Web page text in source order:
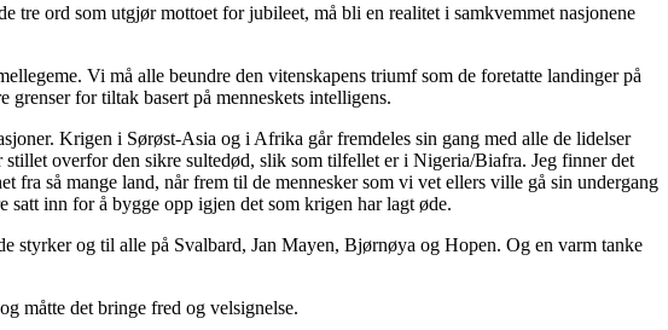
tre ord som utgjør mottoet for jubileet, må bli en realitet i samkvemmet nasjonene
Vi må alle beundre den vitenskapens triumf som de foretatte landinger på
for tiltak basert på menneskets intelligens.
Krigen i Sørøst-Asia og i Afrika går fremdeles sin gang med alle de lidelser
overfor den sikre sultedød, slik som tilfellet er i Nigeria/Biafra. Jeg finner det
fra så mange land, når frem til de mennesker som vi vet ellers ville gå sin undergang
inn for å bygge opp igjen det som krigen har lagt øde.
styrker og til alle på Svalbard, Jan Mayen, Bjørnøya og Hopen. Og en varm tanke
måtte det bringe fred og velsignelse.